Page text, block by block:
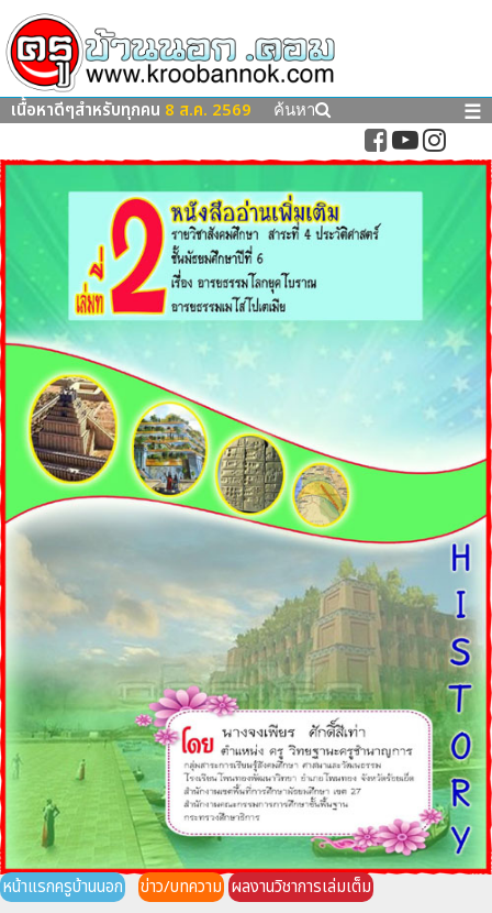
เนื้อหาดีๆสำหรับทุกคน 8 ส.ค. 2569 ค้นหา ☰
หน้าแรกครูบ้านนอก ข่าว/บทความ ผลงานวิชาการเล่มเต็ม